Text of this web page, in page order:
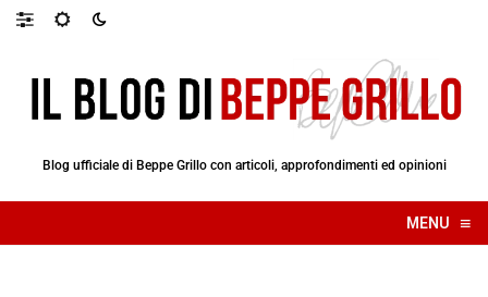
Blog ufficiale di Beppe Grillo con articoli, approfondimenti ed opinioni
MENU ≡
☰